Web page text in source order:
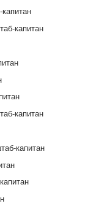
капитан
капитан
капитан